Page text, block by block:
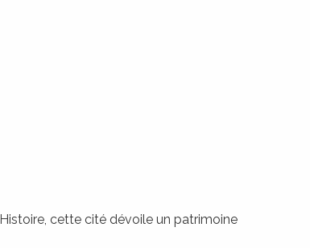
cette cité dévoile un patrimoine